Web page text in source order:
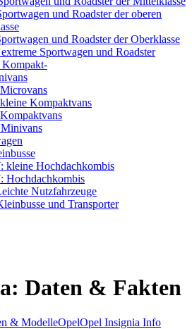
und Roadster der oberen
und Roadster der Oberklasse
Sportwagen und Roadster
Kompaktvans
kleine Hochdachkombis
Hochdachkombis
Nutzfahrzeuge
und Transporter
Daten & Fakten
& ModelleOpelOpel Insignia Info